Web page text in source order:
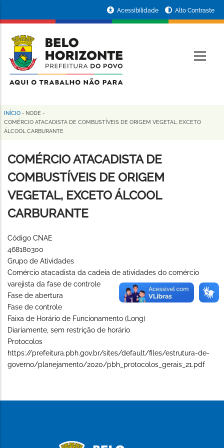
conteúdo
principal
da
Prefeitura
de
Horizonte
Acessibilidade Alto Contraste
Trilha
de
navegação
INÍCIO - NODE -
COMÉRCIO ATACADISTA DE COMBUSTÍVEIS DE ORIGEM VEGETAL, EXCETO
ÁLCOOL CARBURANTE
COMÉRCIO ATACADISTA DE
COMBUSTÍVEIS DE ORIGEM
VEGETAL, EXCETO ÁLCOOL
CARBURANTE
Código CNAE
468180300
Grupo de Atividades
Comércio atacadista da cadeia de atividades do comércio
varejista da fase de controle
Fase de abertura
Fase de controle
Faixa de Horário de Funcionamento (Long)
Diariamente, sem restrição de horário
Protocolos
https://prefeitura.pbh.gov.br/sites/default/files/estrutura-de-
governo/planejamento/2020/pbh_protocolos_gerais_21.pdf